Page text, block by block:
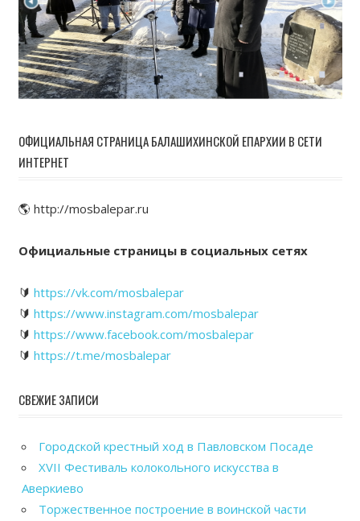
ОФИЦИАЛЬНАЯ СТРАНИЦА БАЛАШИХИНСКОЙ ЕПАРХИИ В СЕТИ
ИНТЕРНЕТ
🌎 http://mosbalepar.ru
Официальные страницы в социальных сетях
🔰 https://vk.com/mosbalepar
🔰 https://www.instagram.com/mosbalepar
🔰 https://www.facebook.com/mosbalepar
🔰 https://t.me/mosbalepar
СВЕЖИЕ ЗАПИСИ
Городской крестный ход в Павловском Посаде
XVII Фестиваль колокольного искусства в
Аверкиево
Торжественное построение в воинской части